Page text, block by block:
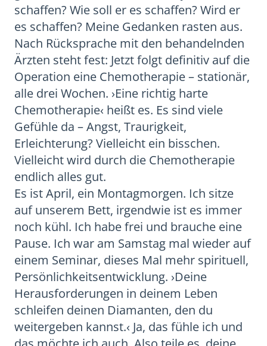
schaffen? Wie soll er es schaffen? Wird er
es schaffen? Meine Gedanken rasten aus.
Nach Rücksprache mit den behandelnden
Ärzten steht fest: Jetzt folgt definitiv auf die
Operation eine Chemotherapie – stationär,
alle drei Wochen. ›Eine richtig harte
Chemotherapie‹ heißt es. Es sind viele
Gefühle da – Angst, Traurigkeit,
Erleichterung? Vielleicht ein bisschen.
Vielleicht wird durch die Chemotherapie
endlich alles gut.
Es ist April, ein Montagmorgen. Ich sitze
auf unserem Bett, irgendwie ist es immer
noch kühl. Ich habe frei und brauche eine
Pause. Ich war am Samstag mal wieder auf
einem Seminar, dieses Mal mehr spirituell,
Persönlichkeitsentwicklung. ›Deine
Herausforderungen in deinem Leben
schleifen deinen Diamanten, den du
weitergeben kannst.‹ Ja, das fühle ich und